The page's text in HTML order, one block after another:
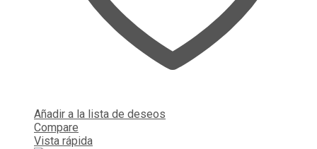
Añadir a la lista de deseos
Compare
Vista rápida